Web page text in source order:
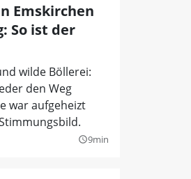
Emskirchen
So ist der
wilde Böllerei:
den Weg
war aufgeheizt
query_builder9min